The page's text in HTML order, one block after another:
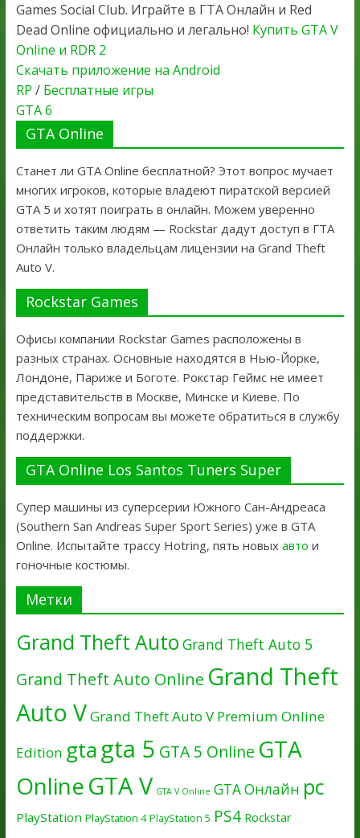
Games Social Club. Играйте в ГТА Онлайн и Red
Dead Online официально и легально! Купить GTA V
Online и RDR 2
Скачать приложение на Android
RP / Бесплатные игры
GTA 6
GTA Online
Станет ли GTA Online бесплатной? Этот вопрос мучает
многих игроков, которые владеют пиратской версией
GTA 5 и хотят поиграть в онлайн. Можем уверенно
ответить таким людям — Rockstar дадут доступ в ГТА
Онлайн только владельцам лицензии на Grand Theft
Auto V.
Rockstar Games
Офисы компании Rockstar Games расположены в
разных странах. Основные находятся в Нью-Йорке,
Лондоне, Париже и Боготе. Рокстар Геймс не имеет
представительств в Москве, Минске и Киеве. По
техническим вопросам вы можете обратиться в службу
поддержки.
GTA Online Los Santos Tuners Super
Супер машины из суперсерии Южного Сан-Андреаса
(Southern San Andreas Super Sport Series) уже в GTA
Online. Испытайте трассу Hotring, пять новых авто и
гоночные костюмы.
Метки
Grand Theft Auto Grand Theft Auto 5
Grand Theft Auto Online Grand Theft
Auto VGrand Theft Auto V Premium Online
Edition gtagta 5 GTA 5 Online GTA
OnlineGTA V GTA V Online GTA Онлайн pc
PlayStation PlayStation 4 PlayStation 5 PS4 Rockstar